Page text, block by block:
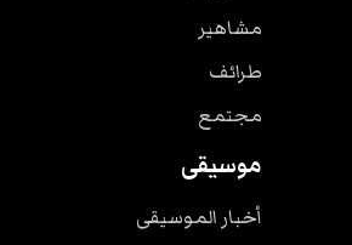
مشاهير
طرائف
مجتمع
موسيقى
أخبار الموسيقى